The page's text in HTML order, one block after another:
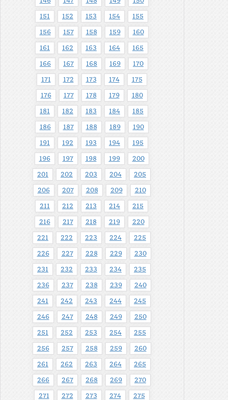
151 152 153 154 155
156 157 158 159 160
161 162 163 164 165
166 167 168 169 170
171 172 173 174 175
176 177 178 179 180
181 182 183 184 185
186 187 188 189 190
191 192 193 194 195
196 197 198 199 200
201 202 203 204 205
206 207 208 209 210
211 212 213 214 215
216 217 218 219 220
221 222 223 224 225
226 227 228 229 230
231 232 233 234 235
236 237 238 239 240
241 242 243 244 245
246 247 248 249 250
251 252 253 254 255
256 257 258 259 260
261 262 263 264 265
266 267 268 269 270
271 272 273 274 275